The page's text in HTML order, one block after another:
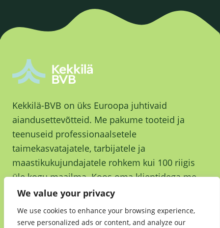
We value your privacy
We use cookies to enhance your browsing experience,
serve personalized ads or content, and analyze our
Kekkilä-BVB on üks Euroopa juhtivaid
aiandusettevõtteid. Me pakume tooteid ja
teenuseid professionaalsetele
taimekasvatajatele, tarbijatele ja
maastikukujundajatele rohkem kui 100 riigis
üle kogu maailma. Koos oma klientidega me
kasvame ja kasvatame parema tuleviku nimel.